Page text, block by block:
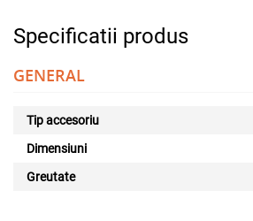
Specificatii produs
GENERAL
Tip accesoriu
Dimensiuni
Greutate